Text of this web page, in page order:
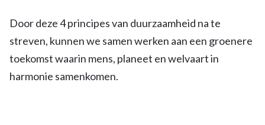
Door deze 4 principes van duurzaamheid na te
streven, kunnen we samen werken aan een groenere
toekomst waarin mens, planeet en welvaart in
harmonie samenkomen.